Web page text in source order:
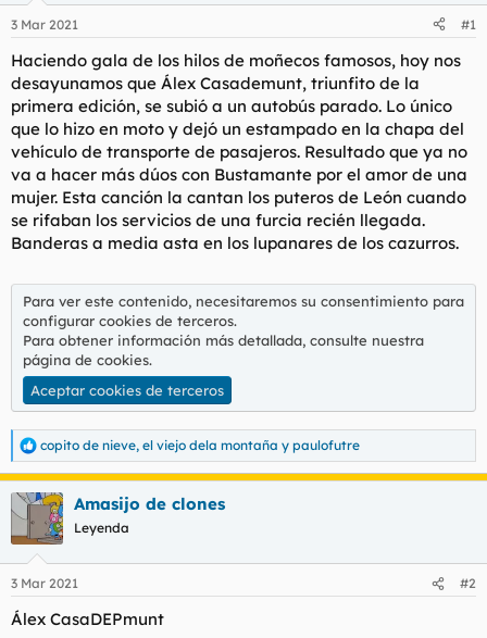
d
o
d
e
l
t
e
a
e
i
c
i
o
3 Mar 2021 #1
Haciendo gala de los hilos de moñecos famosos, hoy nos
desayunamos que Álex Casademunt, triunfito de la
primera edición, se subió a un autobús parado. Lo único
que lo hizo en moto y dejó un estampado en la chapa del
vehículo de transporte de pasajeros. Resultado que ya no
va a hacer más dúos con Bustamante por el amor de una
mujer. Esta canción la cantan los puteros de León cuando
se rifaban los servicios de una furcia recién llegada.
Banderas a media asta en los lupanares de los cazurros.
Para ver este contenido, necesitaremos su consentimiento para
configurar cookies de terceros.
Para obtener información más detallada, consulte nuestra
página de cookies.
Aceptar cookies de terceros
R
e
a
c
c
i
e
:
copito de nieve, el viejo dela montaña y paulofutre
Amasijo de clones
Leyenda
3 Mar 2021 #2
Álex CasaDEPmunt